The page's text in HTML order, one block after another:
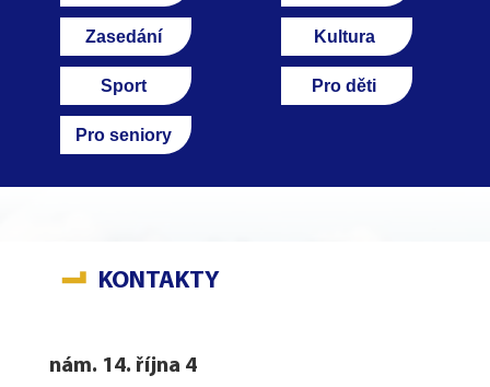
Zasedání Kultura
Sport Pro děti
Pro seniory
KONTAKTY
nám. 14. října 4